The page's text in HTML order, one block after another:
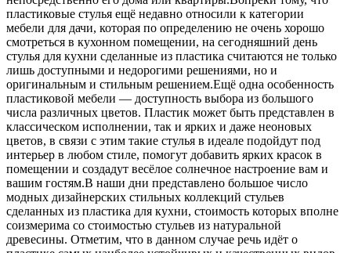
пластиковые стулья ещё недавно относили к категории
мебели для дачи, которая по определению не очень хорошо
смотреться в кухонном помещении, на сегодняшний день
стулья для кухни сделанные из пластика считаются не только
лишь доступными и недорогими решениями, но и
оригинальным и стильным решением.Ещё одна особенность
пластиковой мебели — доступность выбора из большого
числа различных цветов. Пластик может быть представлен в
классическом исполнении, так и ярких и даже неоновых
цветов, в связи с этим такие стулья в идеале подойдут под
интерьер в любом стиле, помогут добавить ярких красок в
помещении и создадут весёлое солнечное настроение вам и
вашим гостям.В наши дни представлено большое число
модных дизайнерских стильных коллекций стульев
сделанных из пластика для кухни, стоимость которых вполне
соизмерима со стоимостью стульев из натуральной
древесины. Отметим, что в данном случае речь идёт о